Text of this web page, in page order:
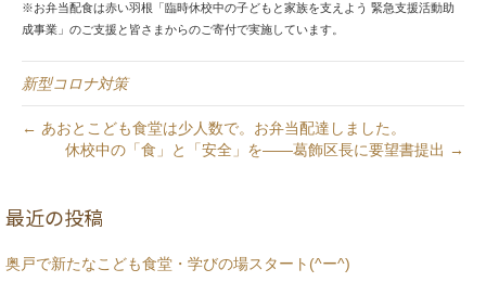
※お弁当配食は赤い羽根「臨時休校中の子どもと家族を支えよう 緊急支援活動助
成事業」のご支援と皆さまからのご寄付で実施しています。
新型コロナ対策
← あおとこども食堂は少人数で。お弁当配達しました。
休校中の「食」と「安全」を――葛飾区長に要望書提出 →
最近の投稿
奥戸で新たなこども食堂・学びの場スタート(^ー^)